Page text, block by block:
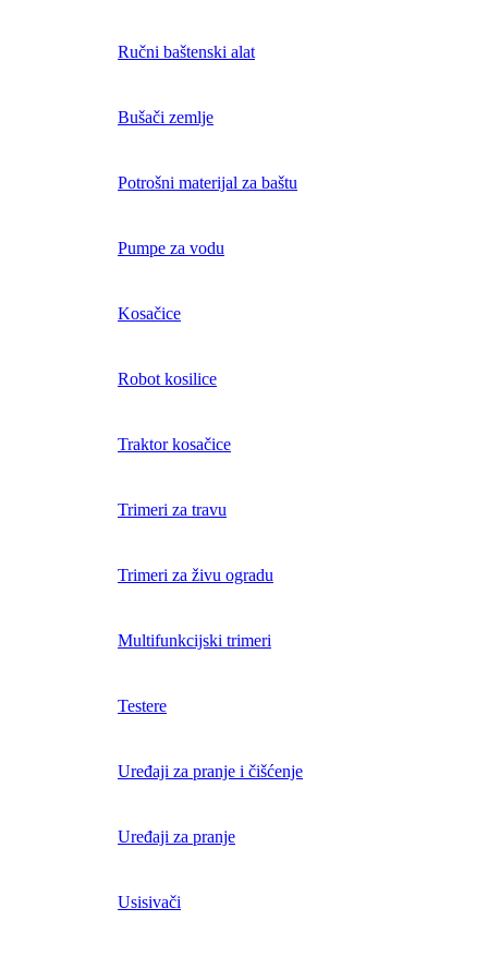
Ručni baštenski alat
Bušači zemlje
Potrošni materijal za baštu
Pumpe za vodu
Kosačice
Robot kosilice
Traktor kosačice
Trimeri za travu
Trimeri za živu ogradu
Multifunkcijski trimeri
Testere
Uređaji za pranje i čišćenje
Uređaji za pranje
Usisivači